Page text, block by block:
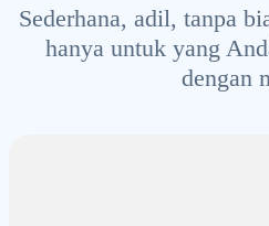
Sederhana, adil, tanpa
hanya untuk yang
dengan